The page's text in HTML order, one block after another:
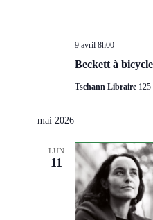
Beckett à
9 avril 8h00
Tschann Libraire 125
mai 2026
LUN
11